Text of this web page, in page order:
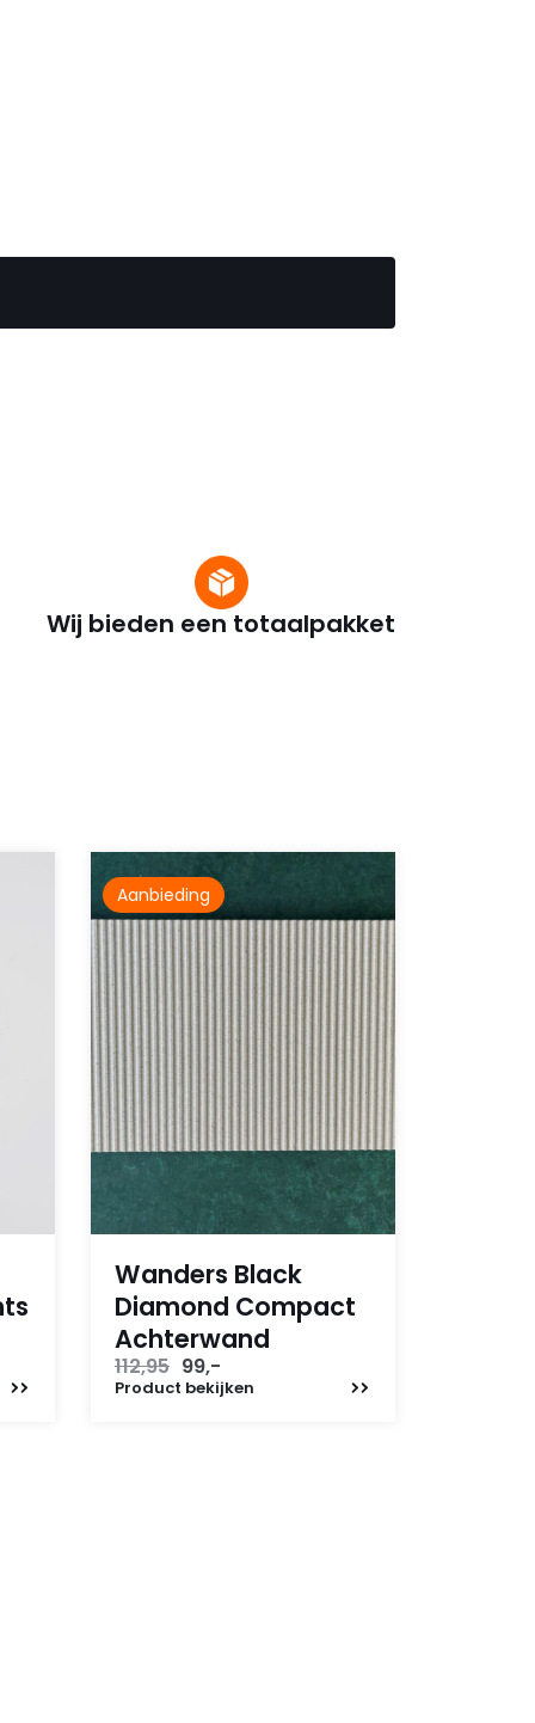
Wij bieden een totaalpakket
Aanbieding
Wanders Black
Diamond Compact
Achterwand
112,95 Oorspronkelijke
prijs
99,-
prijs
Product bekijken